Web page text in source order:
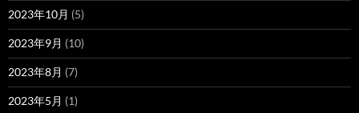
2023年10月 (5)
2023年9月 (10)
2023年8月 (7)
2023年5月 (1)